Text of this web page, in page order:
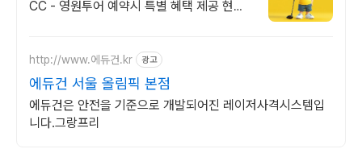
CC - 영원투어 예약시 특별 혜택 제공 현지
http://www.에듀건.kr 광고
에듀건 서울 올림픽 본점
에듀건은 안전을 기준으로 개발되어진 레이저사격시스템입
니다.그랑프리